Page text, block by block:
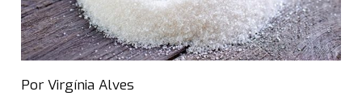
Por Virgínia Alves